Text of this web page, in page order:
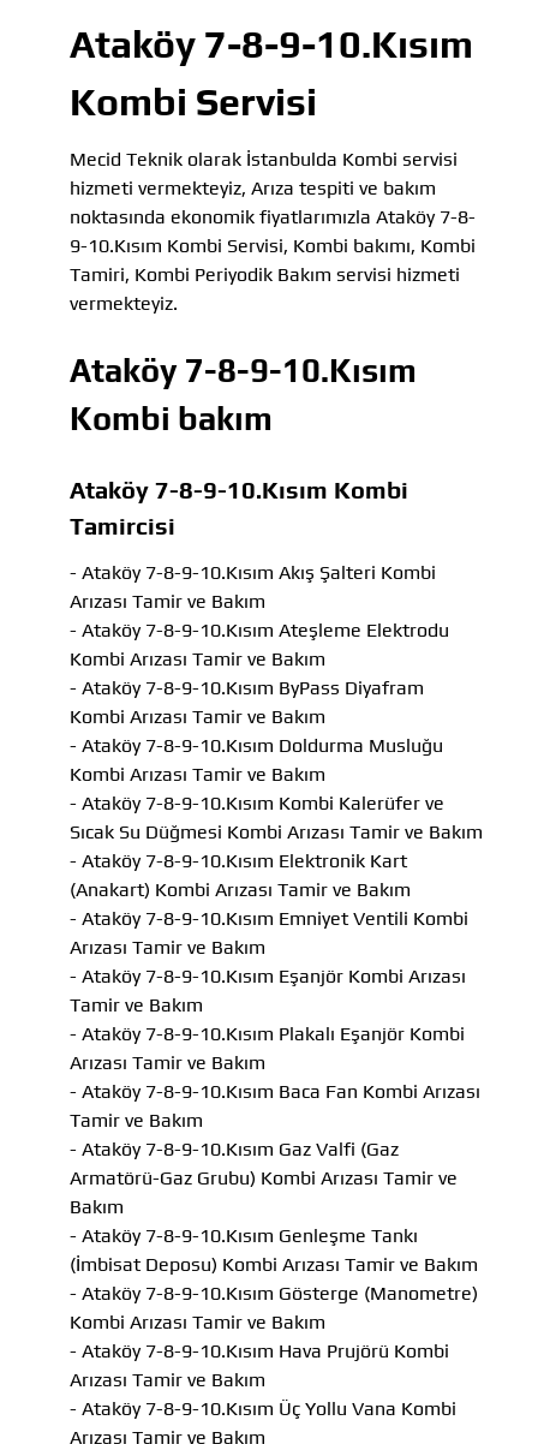
Ataköy 7-8-9-10.Kısım
Kombi Servisi
Mecid Teknik olarak İstanbulda Kombi servisi
hizmeti vermekteyiz, Arıza tespiti ve bakım
noktasında ekonomik fiyatlarımızla Ataköy 7-8-
9-10.Kısım Kombi Servisi, Kombi bakımı, Kombi
Tamiri, Kombi Periyodik Bakım servisi hizmeti
vermekteyiz.
Ataköy 7-8-9-10.Kısım
Kombi bakım
Ataköy 7-8-9-10.Kısım Kombi
Tamircisi
- Ataköy 7-8-9-10.Kısım Akış Şalteri Kombi
Arızası Tamir ve Bakım
- Ataköy 7-8-9-10.Kısım Ateşleme Elektrodu
Kombi Arızası Tamir ve Bakım
- Ataköy 7-8-9-10.Kısım ByPass Diyafram
Kombi Arızası Tamir ve Bakım
- Ataköy 7-8-9-10.Kısım Doldurma Musluğu
Kombi Arızası Tamir ve Bakım
- Ataköy 7-8-9-10.Kısım Kombi Kalerüfer ve
Sıcak Su Düğmesi Kombi Arızası Tamir ve Bakım
- Ataköy 7-8-9-10.Kısım Elektronik Kart
(Anakart) Kombi Arızası Tamir ve Bakım
- Ataköy 7-8-9-10.Kısım Emniyet Ventili Kombi
Arızası Tamir ve Bakım
- Ataköy 7-8-9-10.Kısım Eşanjör Kombi Arızası
Tamir ve Bakım
- Ataköy 7-8-9-10.Kısım Plakalı Eşanjör Kombi
Arızası Tamir ve Bakım
- Ataköy 7-8-9-10.Kısım Baca Fan Kombi Arızası
Tamir ve Bakım
- Ataköy 7-8-9-10.Kısım Gaz Valfi (Gaz
Armatörü-Gaz Grubu) Kombi Arızası Tamir ve
Bakım
- Ataköy 7-8-9-10.Kısım Genleşme Tankı
(İmbisat Deposu) Kombi Arızası Tamir ve Bakım
- Ataköy 7-8-9-10.Kısım Gösterge (Manometre)
Kombi Arızası Tamir ve Bakım
- Ataköy 7-8-9-10.Kısım Hava Prujörü Kombi
Arızası Tamir ve Bakım
- Ataköy 7-8-9-10.Kısım Üç Yollu Vana Kombi
Arızası Tamir ve Bakım